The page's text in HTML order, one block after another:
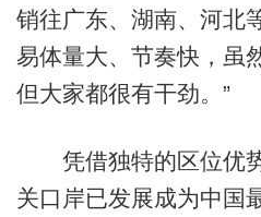
销往广东、湖南、河北
易体量大、节奏快，虽
但大家都很有干劲。”
凭借独特的区位优
关口岸已发展成为中国